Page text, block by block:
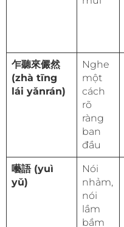
乍聽來儼然
(zhà tīng
lái yǎnrán)
Nghe
một
cách
rõ
ràng
ban
đầu
囈語 (yuì
yǔ)
Nói
nhảm,
nói
lầm
bầm